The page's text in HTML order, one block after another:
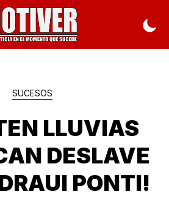
SUCESOS
LLUVIAS
DESLAVE
PONTI!